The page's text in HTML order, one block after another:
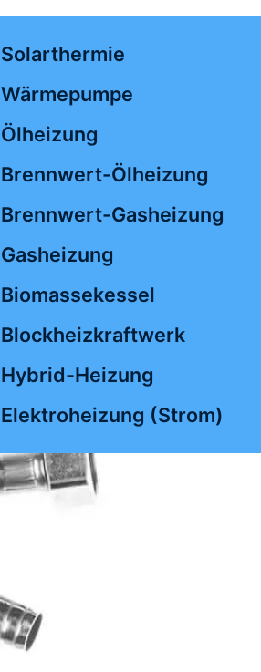
Solarthermie
Wärmepumpe
Ölheizung
Brennwert-Ölheizung
Brennwert-Gasheizung
Gasheizung
Biomassekessel
Blockheizkraftwerk
Hybrid-Heizung
Elektroheizung (Strom)